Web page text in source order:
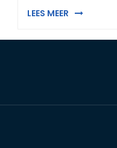
LEES MEER